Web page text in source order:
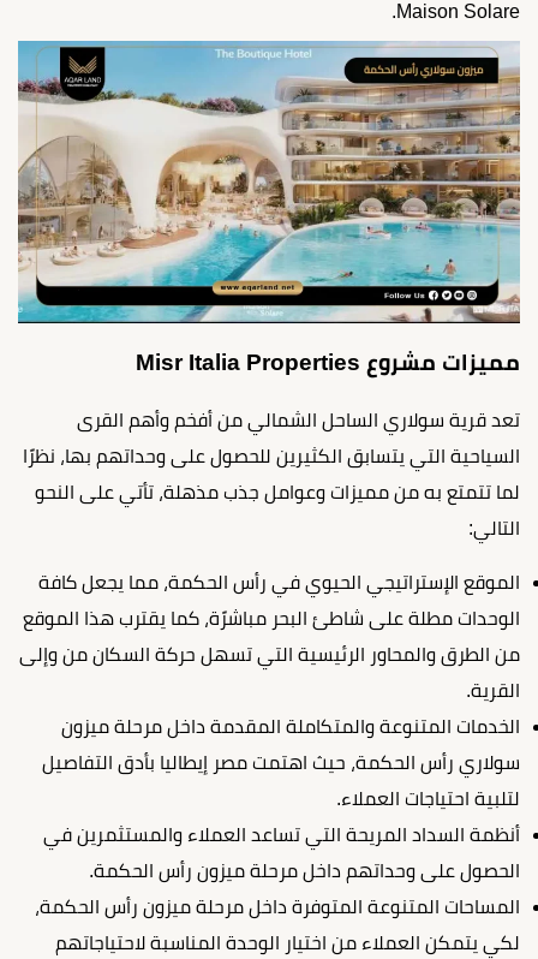
Maison Solare.
مميزات مشروع Misr Italia Properties
تعد قرية سولاري الساحل الشمالي من أفخم وأهم القرى
السياحية التي يتسابق الكثيرين للحصول على وحداتهم بها، نظرًا
لما تتمتع به من مميزات وعوامل جذب مذهلة، تأتي على النحو
التالي:
الموقع الإستراتيجي الحيوي في رأس الحكمة، مما يجعل كافة
الوحدات مطلة على شاطئ البحر مباشرًة، كما يقترب هذا الموقع
من الطرق والمحاور الرئيسية التي تسهل حركة السكان من وإلى
القرية.
الخدمات المتنوعة والمتكاملة المقدمة داخل مرحلة ميزون
سولاري رأس الحكمة، حيث اهتمت مصر إيطاليا بأدق التفاصيل
لتلبية احتياجات العملاء.
أنظمة السداد المريحة التي تساعد العملاء والمستثمرين في
الحصول على وحداتهم داخل مرحلة ميزون رأس الحكمة.
المساحات المتنوعة المتوفرة داخل مرحلة ميزون رأس الحكمة،
لكي يتمكن العملاء من اختيار الوحدة المناسبة لاحتياجاتهم